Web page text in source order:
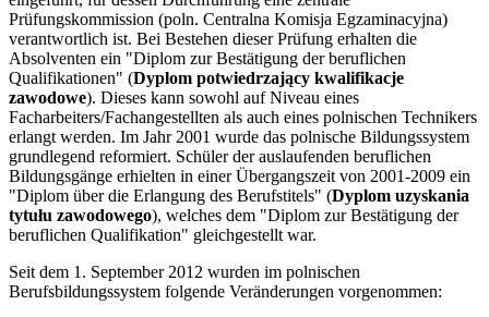
Prüfungskommission (poln. Centralna Komisja Egzaminacyjna)
verantwortlich ist. Bei Bestehen dieser Prüfung erhalten die
Absolventen ein "Diplom zur Bestätigung der beruflichen
Qualifikationen" (Dyplom potwiedrzający kwalifikacje
zawodowe). Dieses kann sowohl auf Niveau eines
Facharbeiters/Fachangestellten als auch eines polnischen Technikers
erlangt werden. Im Jahr 2001 wurde das polnische Bildungssystem
grundlegend reformiert. Schüler der auslaufenden beruflichen
Bildungsgänge erhielten in einer Übergangszeit von 2001-2009 ein
"Diplom über die Erlangung des Berufstitels" (Dyplom uzyskania
tytułu zawodowego), welches dem "Diplom zur Bestätigung der
beruflichen Qualifikation" gleichgestellt war.
Seit dem 1. September 2012 wurden im polnischen
Berufsbildungssystem folgende Veränderungen vorgenommen: